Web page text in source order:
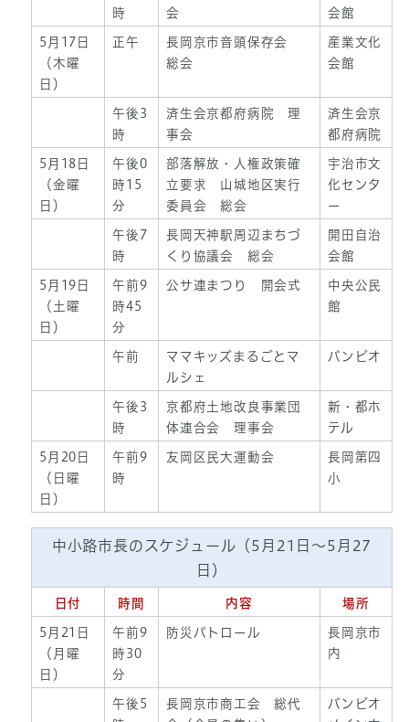
時
会
会館
5月17日
（木曜
日）
正午
長岡京市音頭保存会
総会
産業文化
会館
午後3
時
済生会京都府病院 理
事会
済生会京
都府病院
5月18日
（金曜
日）
午後0
時15
分
部落解放・人権政策確
立要求 山城地区実行
委員会 総会
宇治市文
化センタ
ー
午後7
時
長岡天神駅周辺まちづ
くり協議会 総会
開田自治
会館
5月19日
（土曜
日）
午前9
時45
分
公サ連まつり 開会式
中央公民
館
午前
ママキッズまるごとマ
ルシェ
バンビオ
午後3
時
京都府土地改良事業団
体連合会 理事会
新・都ホ
テル
5月20日
（日曜
日）
午前9
時
友岡区民大運動会
長岡第四
小
中小路市長のスケジュール（5月21日～5月27
日）
日付 時間 内容 場所
5月21日
（月曜
日）
午前9
時30
分
防災パトロール
長岡京市
内
午後5
長岡京市商工会 総代
バンビオ